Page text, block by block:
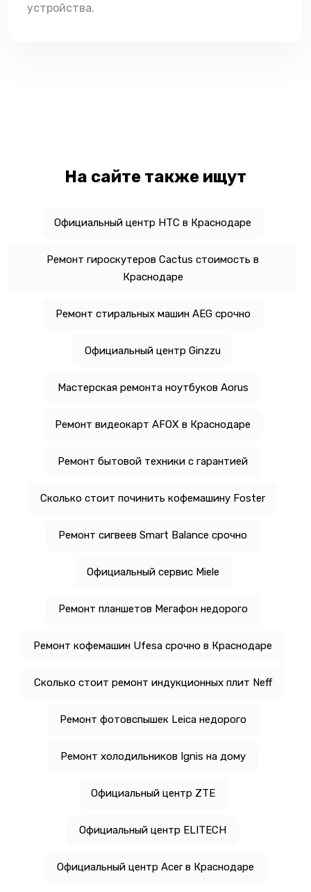
устройства.
На сайте также ищут
Официальный центр HTC в Краснодаре
Ремонт гироскутеров Cactus стоимость в
Краснодаре
Ремонт стиральных машин AEG срочно
Официальный центр Ginzzu
Мастерская ремонта ноутбуков Aorus
Ремонт видеокарт AFOX в Краснодаре
Ремонт бытовой техники с гарантией
Сколько стоит починить кофемашину Foster
Ремонт сигвеев Smart Balance срочно
Официальный сервис Miele
Ремонт планшетов Мегафон недорого
Ремонт кофемашин Ufesa срочно в Краснодаре
Сколько стоит ремонт индукционных плит Neff
Ремонт фотовспышек Leica недорого
Ремонт холодильников Ignis на дому
Официальный центр ZTE
Официальный центр ELITECH
Официальный центр Acer в Краснодаре